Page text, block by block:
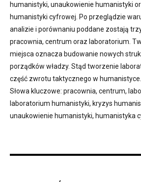
humanistyki, unaukowienie humanistyki
humanistyki cyfrowej. Po przeglądzie
analizie i porównaniu poddane zostają
pracownia, centrum oraz laboratorium.
miejsca oznacza budowanie nowych
porządków władzy. Stąd tworzenie
część zwrotu taktycznego w humanistyce.
Słowa kluczowe: pracownia, centrum,
laboratorium humanistyki, kryzys
unaukowienie humanistyki, humanistyka